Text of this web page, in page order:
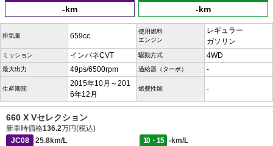
-km -km
排気量 659cc
使用燃料
エンジン
レギュラー
ガソリン
ミッション インパネCVT 駆動方式 4WD
最大出力 49ps/6500rpm 過給器（ターボ） -
生産期間
2015年10月～201
6年12月
燃費性能 -
660 X Vセレクション
新車時価格136.2万円(税込)
JC08
25.8km/L 10・15
-km/L